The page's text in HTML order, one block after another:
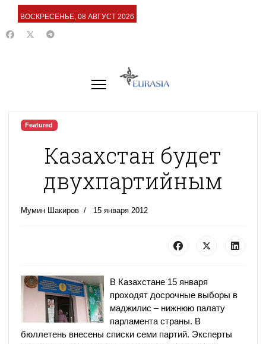
ВОСКРЕСЕНЬЕ, 08 АВГУСТ 2026
Featured
Казахстан будет
двухпартийным
Мумин Шакиров 15 января 2012
В Казахстане 15 января
проходят досрочные выборы в
маджилис – нижнюю палату
парламента страны. В
бюллетень внесены списки семи партий. Эксперты